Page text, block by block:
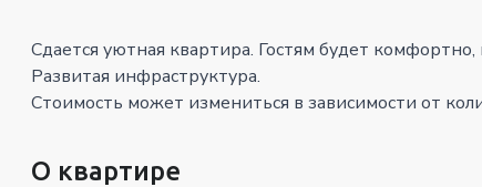
Сдается уютная квартира. Гостям будет
Развитая инфраструктура.
Стоимость может измениться в зависимости от
О квартире